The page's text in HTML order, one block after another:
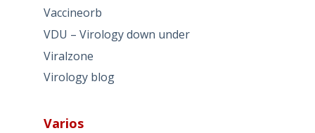
Vaccineorb
VDU – Virology down under
Viralzone
Virology blog
Varios